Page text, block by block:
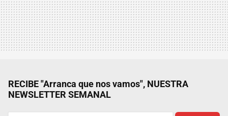
RECIBE "Arranca que nos vamos", NUESTRA
NEWSLETTER SEMANAL